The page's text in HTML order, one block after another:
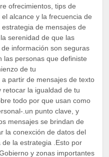
ofrecimientos, tips de
alcance y la frecuencia de
de mensajes de
serenidad de que las
información son seguras
las personas que definiste
de tu
partir de mensajes de texto
la igualdad de tu
todo por que usan como
.un punto clave, y
mensajes se brindan de
la conexción de datos del
la estrategia .Esto por
y zonas importantes